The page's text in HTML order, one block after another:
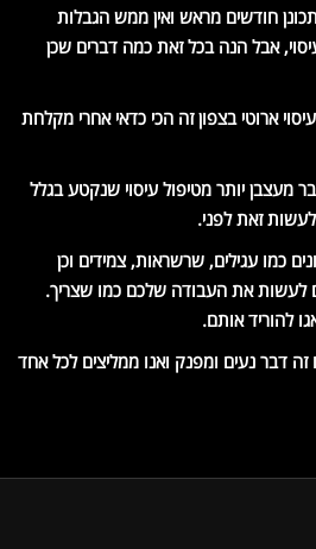
חודשים מראש ואין ממש הגבלות
אבל הנה בכל זאת כמה דברים שכן
ארוטי בצפון זה הכי כדאי אחרי מקלחת
מעצבן יותר מטיפול עיסוי שנקטע בגלל
זאת לפני.
כמו עגילים, שרשראות, צמידים וכן
לעשות את העבודה שלכם כמו שצריך.
להוריד אותם.
זה דבר נעים ומפנק ואנו ממליצים לכל אחד